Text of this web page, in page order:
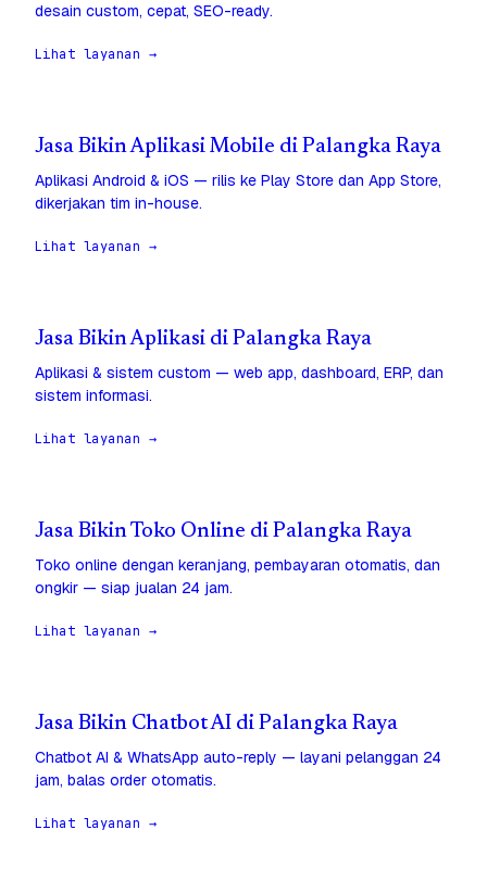
desain custom, cepat, SEO-ready.
Lihat layanan →
Jasa Bikin Aplikasi Mobile di Palangka Raya
Aplikasi Android & iOS — rilis ke Play Store dan App Store,
dikerjakan tim in-house.
Lihat layanan →
Jasa Bikin Aplikasi di Palangka Raya
Aplikasi & sistem custom — web app, dashboard, ERP, dan
sistem informasi.
Lihat layanan →
Jasa Bikin Toko Online di Palangka Raya
Toko online dengan keranjang, pembayaran otomatis, dan
ongkir — siap jualan 24 jam.
Lihat layanan →
Jasa Bikin Chatbot AI di Palangka Raya
Chatbot AI & WhatsApp auto-reply — layani pelanggan 24
jam, balas order otomatis.
Lihat layanan →